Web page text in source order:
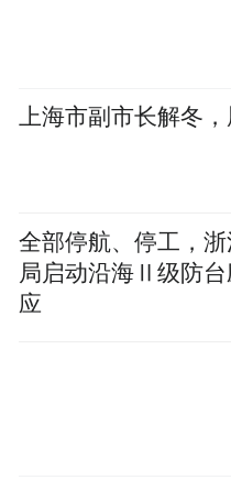
上海市副市长解冬
全部停航、停工，
局启动沿海Ⅱ级防台
应